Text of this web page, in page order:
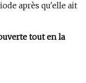
après qu'elle ait
tout en la